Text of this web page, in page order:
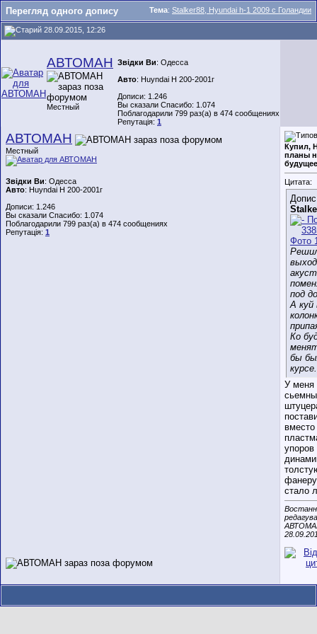
Тема: Stalker88, Hyundai h-1 2009 с Голандии
Перегляд одного допису
28.09.2015, 12:26
АВТОМАН
Местный
Звідки Ви: Одесса
Авто: Huyndai H 200-2001г
Дописи: 1.246
Вы сказали Спасибо: 1.074
Поблагодарили 799 раз(а) в 474 сообщениях
Репутація: 1
АВТОМАН
Местный
Звідки Ви: Одесса
Авто: Huyndai H 200-2001г
Дописи: 1.246
Вы сказали Спасибо: 1.074
Поблагодарили 799 раз(а) в 474 сообщениях
Репутація: 1
Купил,
планы
Цитата:
Допис
под
А
Ко
бы
курсе.
У меня
упоров
стало